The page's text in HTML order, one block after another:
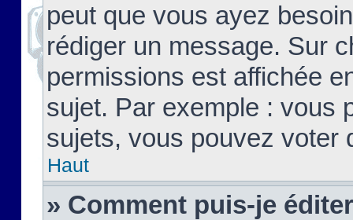
peut que vous ayez
rédiger un message. Sur
permissions est affichée
sujet. Par exemple : vous
sujets, vous pouvez voter
Haut
» Comment puis-je